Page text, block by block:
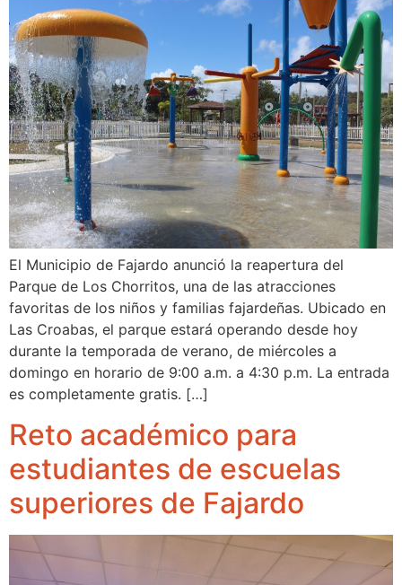
El Municipio de Fajardo anunció la reapertura del
Parque de Los Chorritos, una de las atracciones
favoritas de los niños y familias fajardeñas. Ubicado en
Las Croabas, el parque estará operando desde hoy
durante la temporada de verano, de miércoles a
domingo en horario de 9:00 a.m. a 4:30 p.m. La entrada
es completamente gratis. […]
Reto académico para
estudiantes de escuelas
superiores de Fajardo